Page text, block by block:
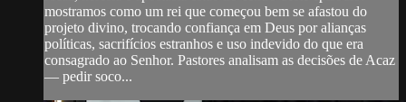
mostramos como um rei que começou bem se afastou do
projeto divino, trocando confiança em Deus por alianças
políticas, sacrifícios estranhos e uso indevido do que era
consagrado ao Senhor. Pastores analisam as decisões de Acaz
— pedir soco...